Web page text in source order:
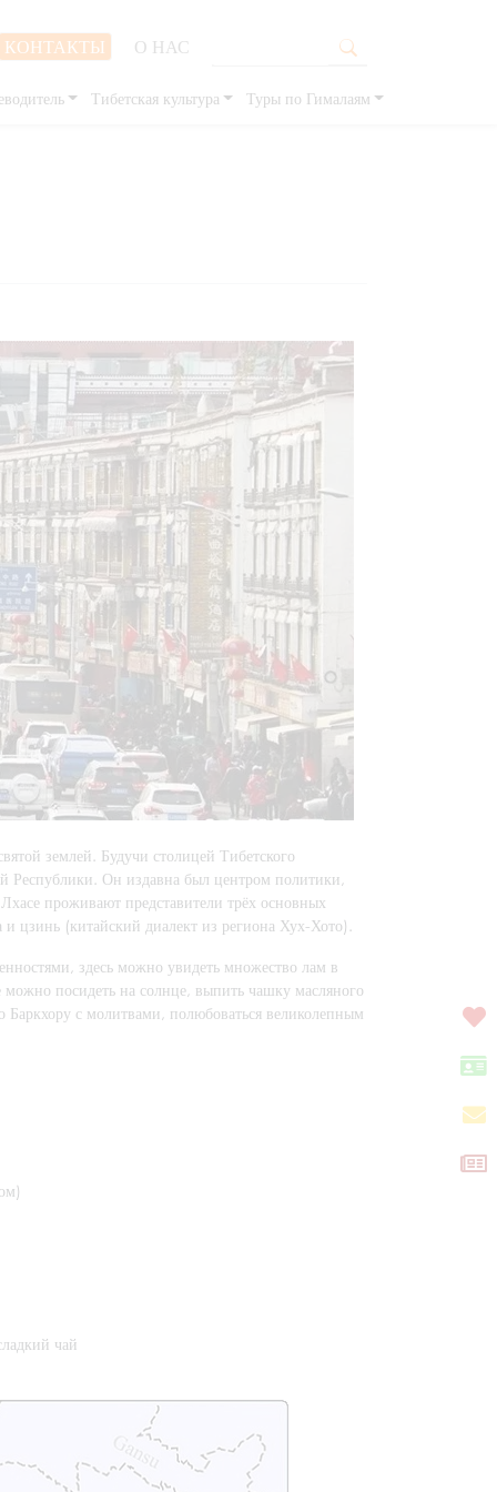
КОНТАКТЫ О НАС
Тибетская культура Туры по Гималаям
землей. Будучи столицей Тибетского
Республики. Он издавна был центром политики,
проживают представители трёх основных
цзинь (китайский диалект из региона Хух-Хото).
здесь можно увидеть множество лам в
посидеть на солнце, выпить чашку масляного
с молитвами, полюбоваться великолепным
чай